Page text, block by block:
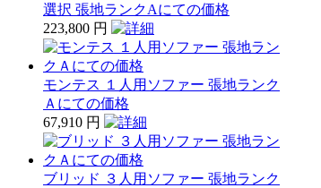
選択 張地ランクAにての価格
223,800 円
モンテス １人用ソファー 張地ランク
Ａにての価格
67,910 円
ブリッド ３人用ソファー 張地ランク